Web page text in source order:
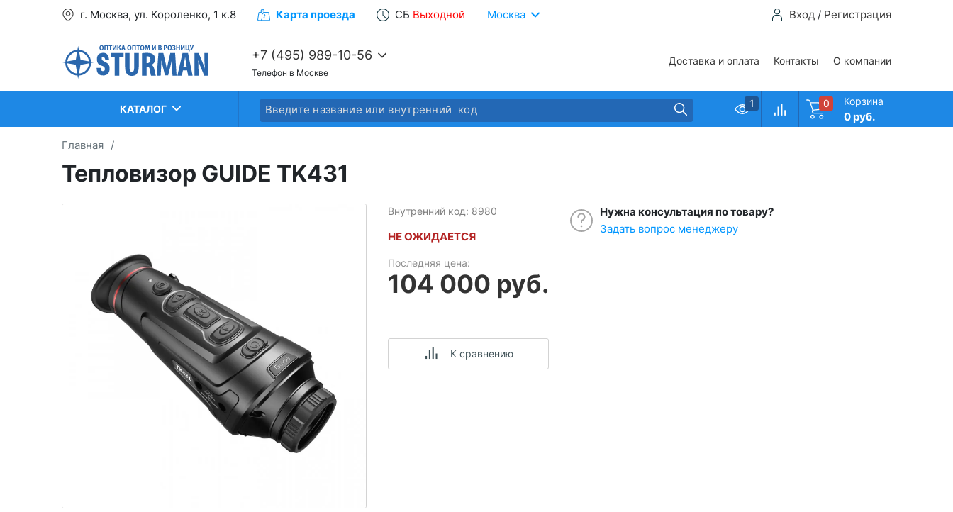
Вход / Регистрация
г. Москва, ул. Короленко, 1 к.8 Карта проезда СБ Выходной Москва
Доставка и оплата Контакты О компании
+7 (495) 989-10-56
+7 (499) 268-22-37
+7 (499) 268-04-14
Телефон в Москве
1 0 Корзина
0 руб.
КАТАЛОГ
Главная /
Тепловизор GUIDE TK431
Внутренний код: 8980
НЕ ОЖИДАЕТСЯ
Последняя цена:
104 000 руб.
К сравнению
Нужна консультация по товару?
Задать вопрос менеджеру